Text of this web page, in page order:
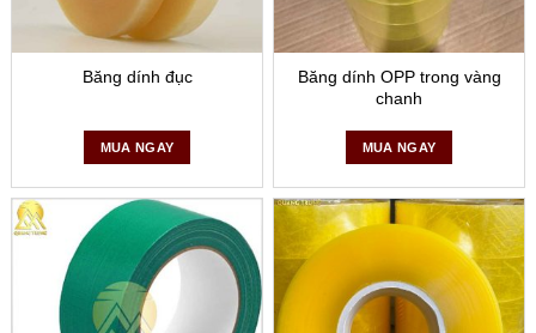
Băng dính đục
MUA NGAY
Băng dính OPP trong vàng
chanh
MUA NGAY